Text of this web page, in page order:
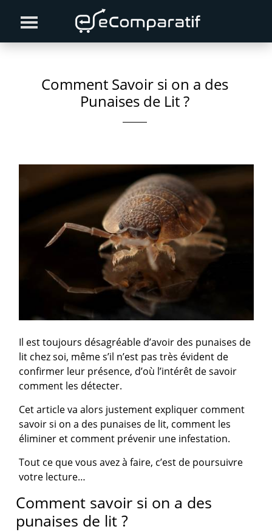
primary
content
primary
Comment Savoir si on a des
Punaises de Lit ?
Il est toujours désagréable d’avoir des punaises de
lit chez soi, même s’il n’est pas très évident de
confirmer leur présence, d’où l’intérêt de savoir
comment les détecter.
Cet article va alors justement expliquer comment
savoir si on a des punaises de lit, comment les
éliminer et comment prévenir une infestation.
Tout ce que vous avez à faire, c’est de poursuivre
votre lecture…
Comment savoir si on a des
punaises de lit ?